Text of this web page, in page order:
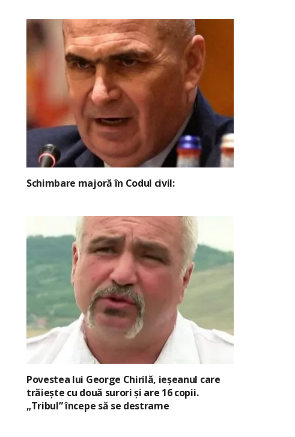
Schimbare majoră în Codul civil:
Povestea lui George Chirilă, ieșeanul care
trăiește cu două surori și are 16 copii.
„Tribul” începe să se destrame